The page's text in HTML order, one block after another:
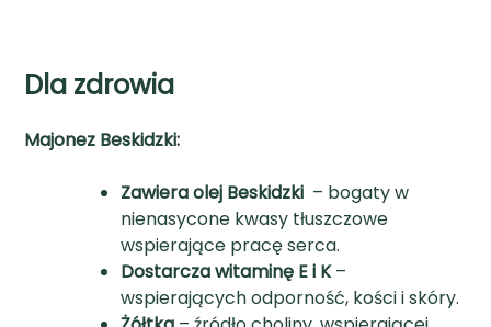
Dla zdrowia
Majonez Beskidzki:
Zawiera olej Beskidzki – bogaty w
nienasycone kwasy tłuszczowe
wspierające pracę serca.
Dostarcza witaminę E i K–
wspierających odporność, kości i skóry.